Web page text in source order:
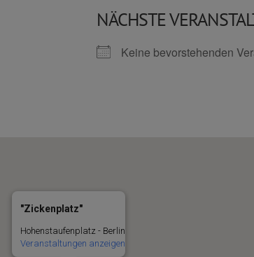
NÄCHSTE
Keine bevorstehenden
"Zickenplatz"
Hohenstaufenplatz - Berlin
Veranstaltungen anzeigen